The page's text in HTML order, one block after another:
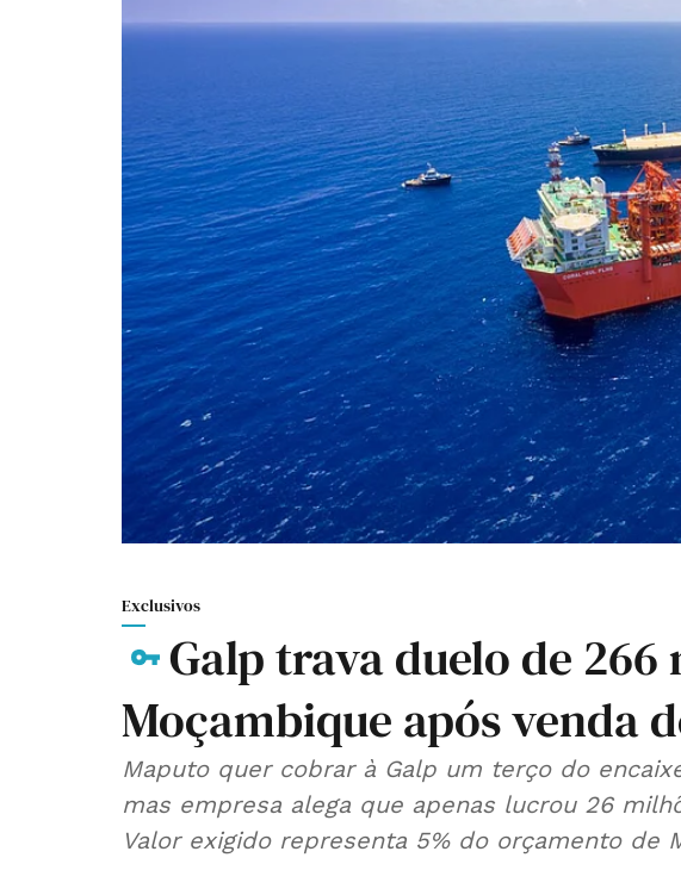
Exclusivos
Galp trava duelo de 266
Moçambique após venda
Maputo quer cobrar à Galp um terço do
mas empresa alega que apenas lucrou 26
Valor exigido representa 5% do orçamento de